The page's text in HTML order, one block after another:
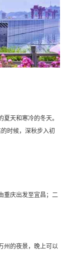
天和寒冷的冬天。
时候，深秋步入初
重庆出发至宜昌；二
州的夜景，晚上可以